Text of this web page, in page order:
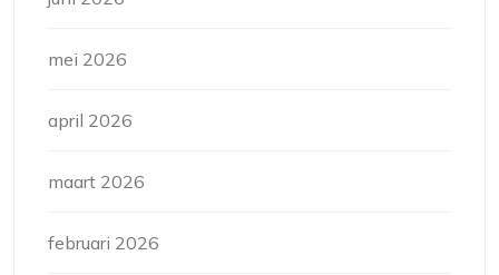
mei 2026
april 2026
maart 2026
februari 2026